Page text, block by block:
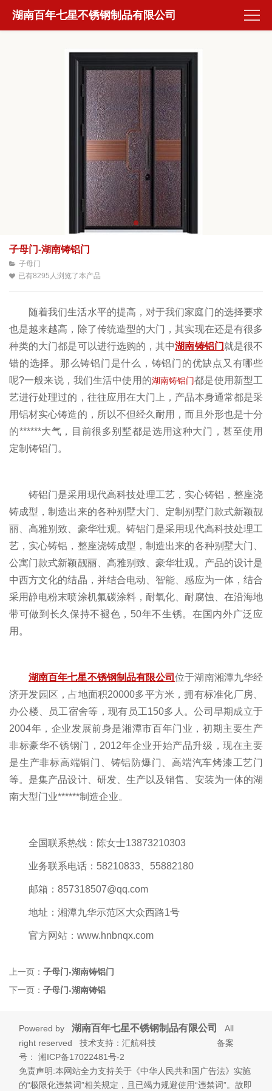
湖南百年七星不锈钢制品有限公司
子母门-湖南铸铝门
子母门
已有8295人浏览了本产品
随着我们生活水平的提高，对于我们家庭门的选择要求
也是越来越高，除了传统造型的大门，其实现在还是有很多
种类的大门都是可以进行选购的，其中湖南铸铝门 就是很不
错的选择。那么铸铝门是什么，铸铝门的优缺点又有哪些
呢?一般来说，我们生活中使用的湖南铸铝门都是使用新型工
艺进行处理过的，往往应用在大门上，产品本身通常都是采
用铝材实心铸造的，所以不但经久耐用，而且外形也是十分
的******大气，目前很多别墅都是选用这种大门，甚至使用
定制铸铝门。
铸铝门是采用现代高科技处理工艺，实心铸铝，整座浇
铸成型，制造出来的各种别墅大门、定制别墅门款式新颖靓
丽、高雅别致、豪华壮观。铸铝门是采用现代高科技处理工
艺，实心铸铝，整座浇铸成型，制造出来的各种别墅大门、
公寓门款式新颖靓丽、高雅别致、豪华壮观。产品的设计是
中西方文化的结晶，并结合电动、智能、感应为一体，结合
采用静电粉末喷涂机氟碳涂料，耐氧化、耐腐蚀、在沿海地
带可做到长久保持不褪色， 50年不生锈。在国内外广泛应
用。
湖南百年七星不锈钢制品有限公司位于湖南湘潭九华经
济开发园区，占地面积20000多平方米，拥有标准化厂房、
办公楼、员工宿舍等，现有员工150多人。公司早期成立于
2004年，企业发展前身是湘潭市百年门业，初期主要生产
非标豪华不锈钢门， 2012年企业开始产品升级，现在主要
是生产非标高端铜门、铸铝防爆门、高端汽车烤漆工艺门
等。是集产品设计、研发、生产以及销售、安装为一体的湖
南大型门业******制造企业。
全国联系热线 ：陈女士13873210303
业务联系电话： 58210833 55882180
邮箱： 857318507@qq.com
地址：湘潭九华示范区大众西路1号
官方网站： www.hnbnqx.com
上一页： 子母门-湖南铸铝门
下一页： 子母门-湖南铸铝
Powered by湖南百年七星不锈钢制品有限公司
All
right reserved 技术支持：汇航科技 备案
号：湘ICP备17022481号-2
免责声明:本网站全力支持关于《中华人民共和国广告法》实施
的“极限化违禁词”相关规定，且已竭力规避使用“违禁词”。故即